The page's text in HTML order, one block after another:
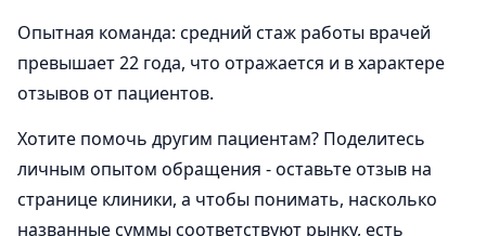
Опытная команда: средний стаж работы врачей
превышает 22 года, что отражается и в характере
отзывов от пациентов.
Хотите помочь другим пациентам? Поделитесь
личным опытом обращения - оставьте отзыв на
странице клиники, а чтобы понимать, насколько
названные суммы соответствуют рынку, есть